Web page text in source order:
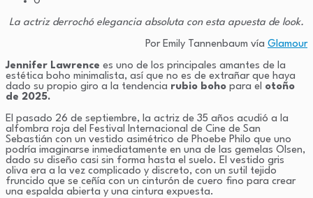
La actriz derrochó elegancia absoluta con esta apuesta de look.
Por Emily Tannenbaum vía Glamour
Jennifer Lawrence es uno de los principales amantes de la
estética boho minimalista, así que no es de extrañar que haya
dado su propio giro a la tendencia rubio boho para el otoño
de 2025.
El pasado 26 de septiembre, la actriz de 35 años acudió a la
alfombra roja del Festival Internacional de Cine de San
Sebastián con un vestido asimétrico de Phoebe Philo que uno
podría imaginarse inmediatamente en una de las gemelas Olsen,
dado su diseño casi sin forma hasta el suelo. El vestido gris
oliva era a la vez complicado y discreto, con un sutil tejido
fruncido que se ceñía con un cinturón de cuero fino para crear
una espalda abierta y una cintura expuesta.